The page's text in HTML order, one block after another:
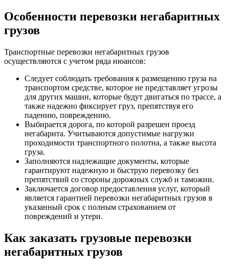
Особенности перевозки негабаритных
грузов
Транспортные перевозки негабаритных грузов
осуществляются с учетом ряда нюансов:
Следует соблюдать требования к размещению груза на
транспортом средстве, которое не представляет угрозы
для других машин, которые будут двигаться по трассе, а
также надежно фиксирует груз, препятствуя его
падению, повреждению.
Выбирается дорога, по которой разрешен проезд
негабарита. Учитываются допустимые нагрузки
проходимости транспортного полотна, а также высота
груза.
Заполняются надлежащие документы, которые
гарантируют надежную и быструю перевозку без
препятствий со стороны дорожных служб и таможни.
Заключается договор предоставления услуг, который
является гарантией перевозки негабаритных грузов в
указанный срок с полным страхованием от
повреждений и утери.
Как заказать грузовые перевозки
негабаритных грузов